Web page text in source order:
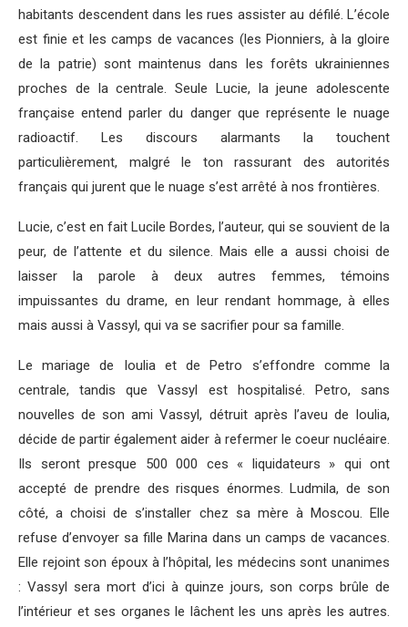
habitants descendent dans les rues assister au défilé. L’école
est finie et les camps de vacances (les Pionniers, à la gloire
de la patrie) sont maintenus dans les forêts ukrainiennes
proches de la centrale. Seule Lucie, la jeune adolescente
française entend parler du danger que représente le nuage
radioactif. Les discours alarmants la touchent
particulièrement, malgré le ton rassurant des autorités
français qui jurent que le nuage s’est arrêté à nos frontières.
Lucie, c’est en fait Lucile Bordes, l’auteur, qui se souvient de la
peur, de l’attente et du silence. Mais elle a aussi choisi de
laisser la parole à deux autres femmes, témoins
impuissantes du drame, en leur rendant hommage, à elles
mais aussi à Vassyl, qui va se sacrifier pour sa famille.
Le mariage de Ioulia et de Petro s’effondre comme la
centrale, tandis que Vassyl est hospitalisé. Petro, sans
nouvelles de son ami Vassyl, détruit après l’aveu de Ioulia,
décide de partir également aider à refermer le coeur nucléaire.
Ils seront presque 500 000 ces « liquidateurs » qui ont
accepté de prendre des risques énormes. Ludmila, de son
côté, a choisi de s’installer chez sa mère à Moscou. Elle
refuse d’envoyer sa fille Marina dans un camps de vacances.
Elle rejoint son époux à l’hôpital, les médecins sont unanimes
: Vassyl sera mort d’ici à quinze jours, son corps brûle de
l’intérieur et ses organes le lâchent les uns après les autres.